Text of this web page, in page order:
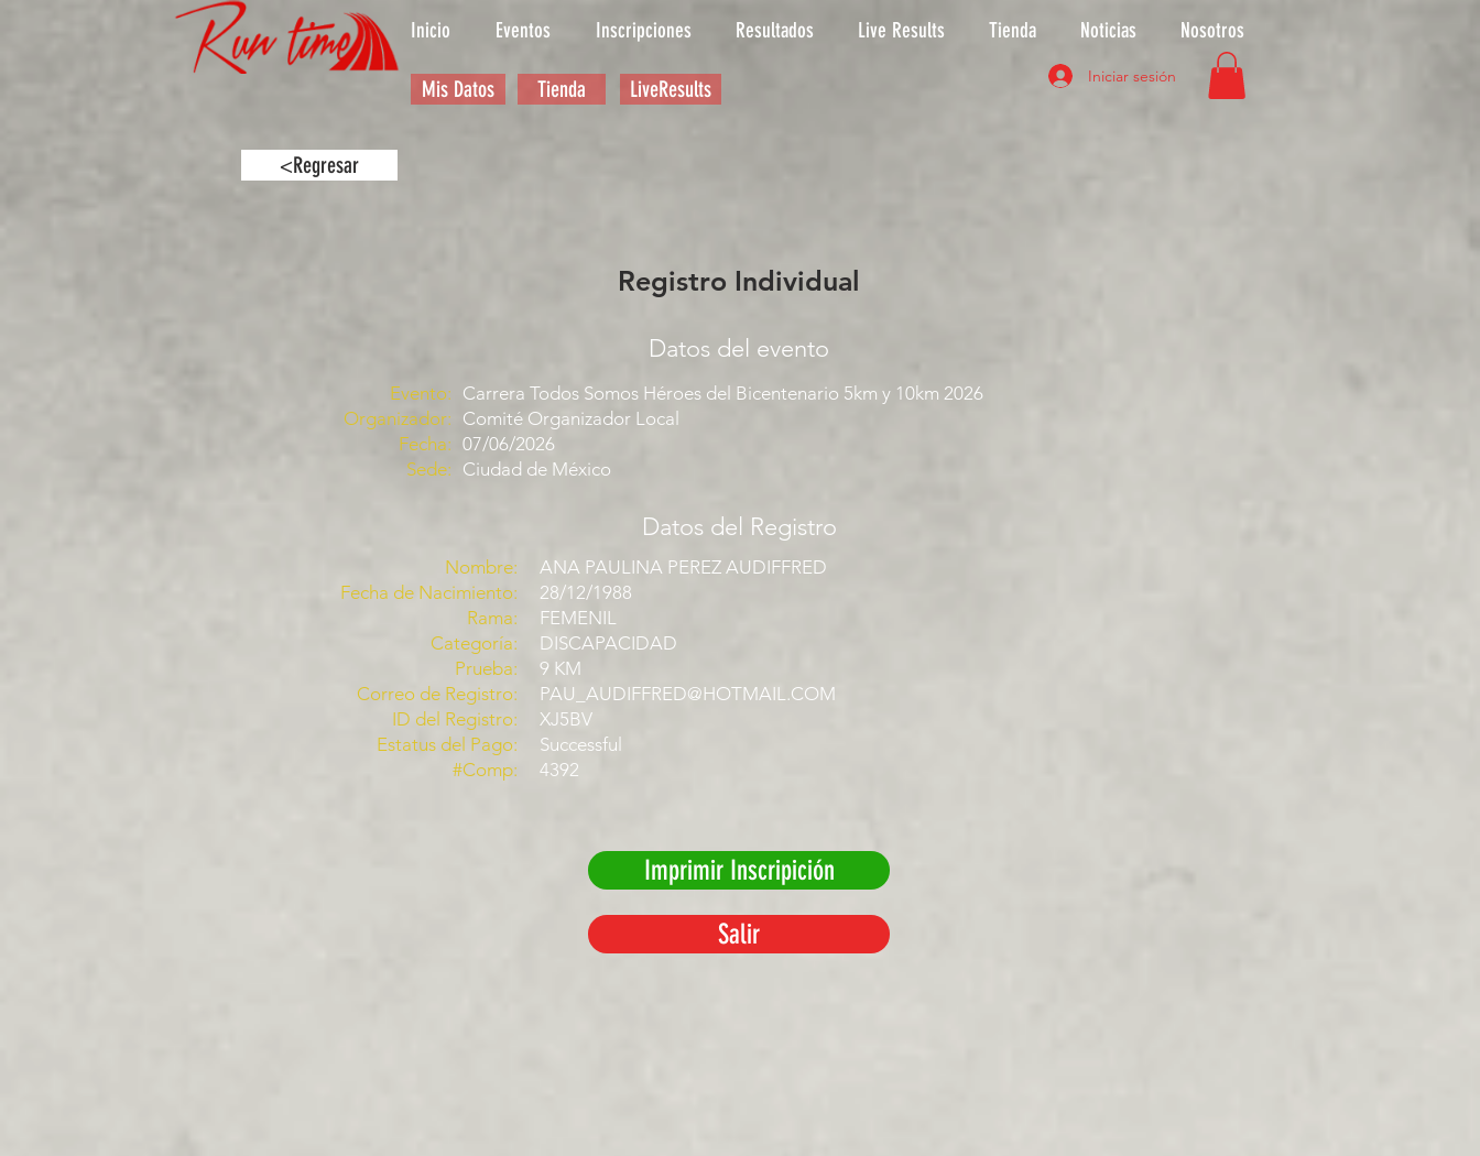
Inicio Eventos Inscripciones Resultados Live Results Tienda Noticias Nosotros
Iniciar sesión
Mis Datos Tienda LiveResults
<Regresar
Registro Individual
Datos del evento
Evento:
Organizador:
Fecha:
Sede:
Carrera Todos Somos Héroes del Bicentenario 5km y 10km 2026
Comité Organizador Local
07/06/2026
Ciudad de México
Datos del Registro
Nombre:
Fecha de Nacimiento:
Rama:
Categoría:
Prueba:
Correo de Registro:
ID del Registro:
Estatus del Pago:
#Comp:
ANA PAULINA PEREZ AUDIFFRED
28/12/1988
FEMENIL
DISCAPACIDAD
9 KM
PAU_AUDIFFRED@HOTMAIL.COM
XJ5BV
Successful
4392
Imprimir Inscripición
Salir